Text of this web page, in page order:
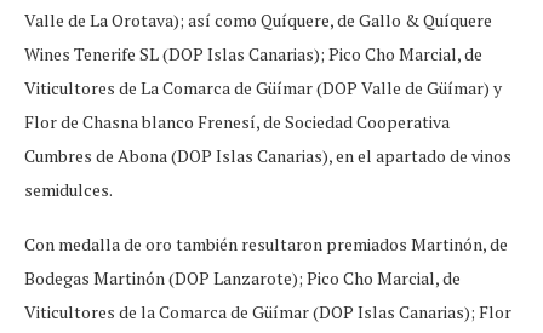
Valle de La Orotava); así como Quíquere, de Gallo & Quíquere
Wines Tenerife SL (DOP Islas Canarias); Pico Cho Marcial, de
Viticultores de La Comarca de Güímar (DOP Valle de Güímar) y
Flor de Chasna blanco Frenesí, de Sociedad Cooperativa
Cumbres de Abona (DOP Islas Canarias), en el apartado de vinos
semidulces.
Con medalla de oro también resultaron premiados Martinón, de
Bodegas Martinón (DOP Lanzarote); Pico Cho Marcial, de
Viticultores de la Comarca de Güímar (DOP Islas Canarias); Flor